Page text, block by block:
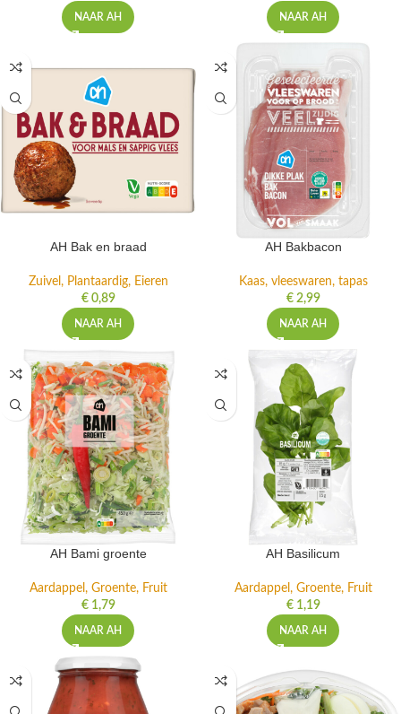
NAAR AH NAAR AH
AH Bak en braad
Zuivel, Plantaardig, Eieren
€0,89
NAAR AH
AH Bakbacon
Kaas, vleeswaren, tapas
€2,99
NAAR AH
AH Bami groente
Aardappel, Groente, Fruit
€1,79
NAAR AH
AH Basilicum
Aardappel, Groente, Fruit
€1,19
NAAR AH